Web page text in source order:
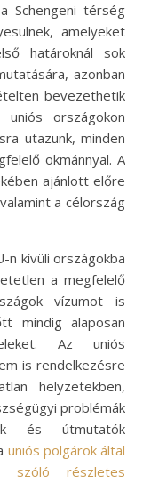
Schengeni térség
amelyeket
határoknál sok
azonban
bevezethetik
országokon
utazunk, minden
okmánnyal. A
ajánlott előre
a célország
n kívüli országokba
a megfelelő
vízumot is
mindig alaposan
Az uniós
is rendelkezésre
helyzetekben,
problémák
és útmutatók
uniós polgárok által
szóló részletes